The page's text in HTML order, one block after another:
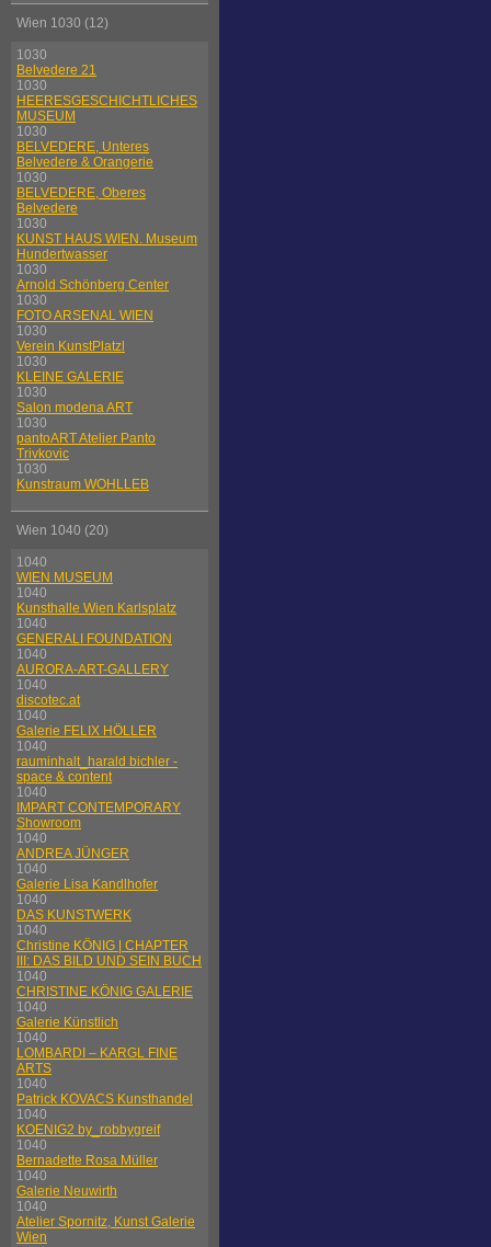
Wien 1030 (12)
1030
Belvedere 21
1030
HEERESGESCHICHTLICHES
MUSEUM
1030
BELVEDERE, Unteres
Belvedere & Orangerie
1030
BELVEDERE, Oberes
Belvedere
1030
KUNST HAUS WIEN. Museum
Hundertwasser
1030
Arnold Schönberg Center
1030
FOTO ARSENAL WIEN
1030
Verein KunstPlatzl
1030
KLEINE GALERIE
1030
Salon modena ART
1030
pantoART Atelier Panto
Trivkovic
1030
Kunstraum WOHLLEB
Wien 1040 (20)
1040
WIEN MUSEUM
1040
Kunsthalle Wien Karlsplatz
1040
GENERALI FOUNDATION
1040
AURORA-ART-GALLERY
1040
discotec.at
1040
Galerie FELIX HÖLLER
1040
rauminhalt_harald bichler -
space & content
1040
IMPART CONTEMPORARY
Showroom
1040
ANDREA JÜNGER
1040
Galerie Lisa Kandlhofer
1040
DAS KUNSTWERK
1040
Christine KÖNIG | CHAPTER
III: DAS BILD UND SEIN BUCH
1040
CHRISTINE KÖNIG GALERIE
1040
Galerie Künstlich
1040
LOMBARDI – KARGL FINE
ARTS
1040
Patrick KOVACS Kunsthandel
1040
KOENIG2 by_robbygreif
1040
Bernadette Rosa Müller
1040
Galerie Neuwirth
1040
Atelier Spornitz, Kunst Galerie
Wien